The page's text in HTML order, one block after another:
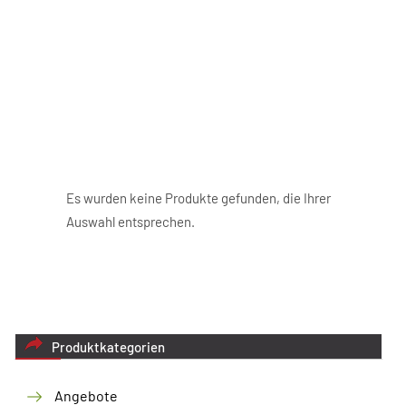
Es wurden keine Produkte gefunden, die Ihrer
Auswahl entsprechen.
Produktkategorien
Angebote